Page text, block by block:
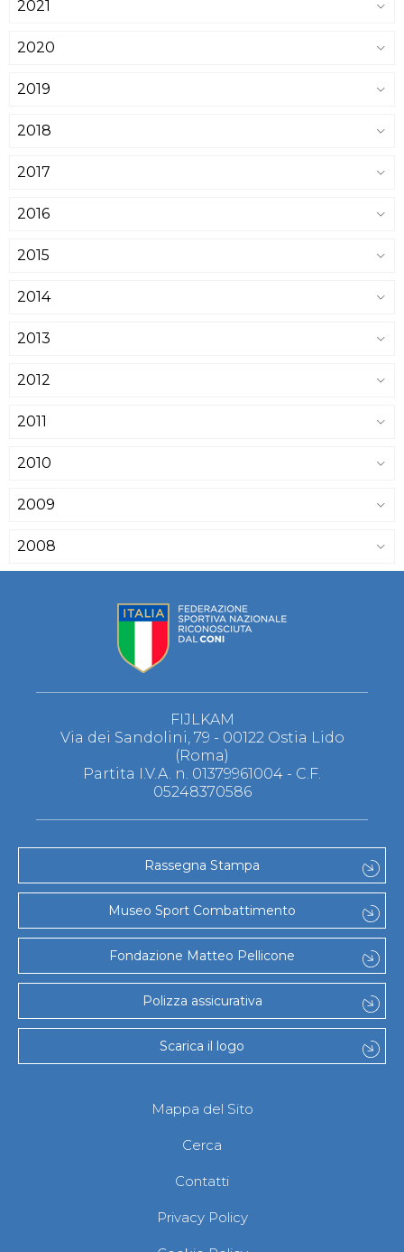
2021
2020
2019
2018
2017
2016
2015
2014
2013
2012
2011
2010
2009
2008
FIJLKAM
Via dei Sandolini, 79 - 00122 Ostia Lido
(Roma)
Partita I.V.A. n. 01379961004 - C.F.
05248370586
Rassegna Stampa
Museo Sport Combattimento
Fondazione Matteo Pellicone
Polizza assicurativa
Scarica il logo
Mappa del Sito
Cerca
Contatti
Privacy Policy